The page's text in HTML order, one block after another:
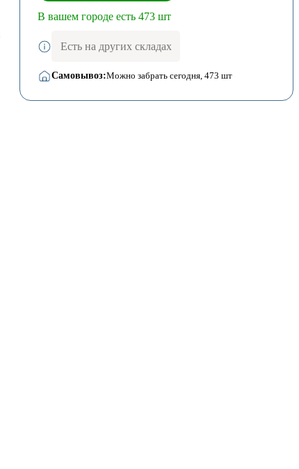
В вашем городе есть 473 шт
Есть на других складах
Самовывоз:Можно забрать сегодня, 473 шт